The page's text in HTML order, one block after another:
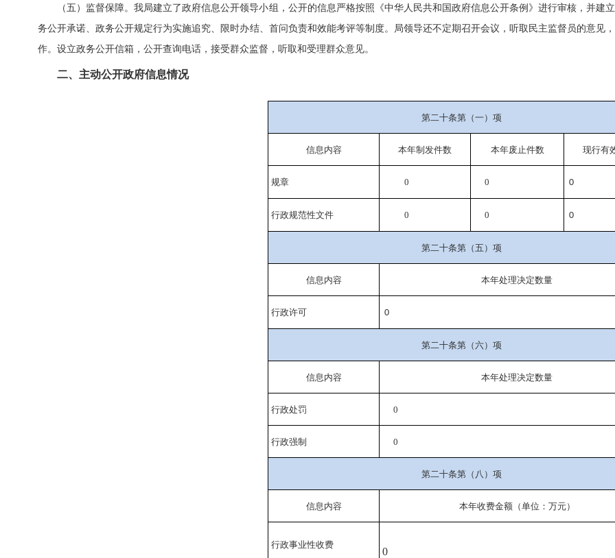
（五）监督保障。我局建立了政府信息公开领导小组，公开的信息严格按照《中华人民共和国政府信息公开条例》进行审核，并
务公开承诺、政务公开规定行为实施追究、限时办结、首问负责和效能考评等制度。局领导还不定期召开会议，听取民主监督员的意见
作。设立政务公开信箱，公开查询电话，接受群众监督，听取和受理群众意见。
二、主动公开政府信息情况
第二十条第（一）项
信息内容 本年制发件数 本年废止件数 现行有
规章 0 0 0
行政规范性文件 0 0 0
第二十条第（五）项
信息内容 本年处理决定数量
行政许可 0
第二十条第（六）项
信息内容 本年处理决定数量
行政处罚 0
行政强制 0
第二十条第（八）项
信息内容 本年收费金额（单位：万元）
行政事业性收费
0